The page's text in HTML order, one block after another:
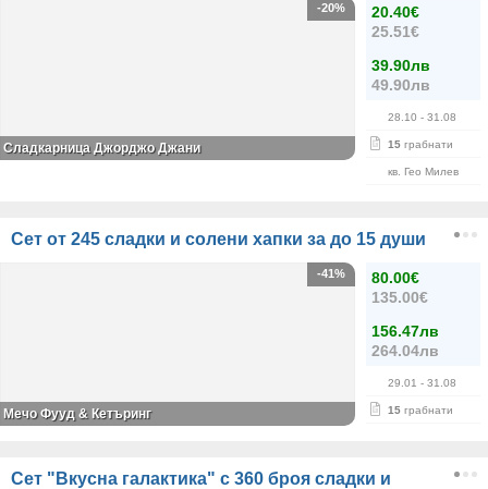
20.40€
25.51€
39.90лв
49.90лв
28.10 - 31.08
15 грабнати
кв. Гео Милев
-20%
Сладкарница Джорджо Джани
Сет от 245 сладки и солени хапки за до 15 души
80.00€
135.00€
156.47лв
264.04лв
29.01 - 31.08
15 грабнати
-41%
Мечо Фууд & Кетъринг
Сет "Вкусна галактика" с 360 броя сладки и